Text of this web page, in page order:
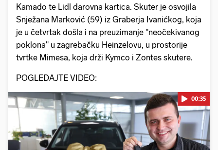
Kamado te Lidl darovna kartica. Skuter je osvojila
Snježana Marković (59) iz Graberja Ivanićkog, koja
je u četvrtak došla i na preuzimanje "neočekivanog
poklona" u zagrebačku Heinzelovu, u prostorije
tvrtke Mimesa, koja drži Kymco i Zontes skutere.
POGLEDAJTE VIDEO:
00:35